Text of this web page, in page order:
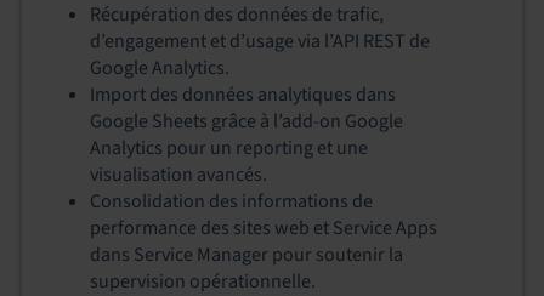
Récupération des données de trafic,
d’engagement et d’usage via l’API REST de
Google Analytics.
Import des données analytiques dans
Google Sheets grâce à l’add‑on Google
Analytics pour un reporting et une
visualisation avancés.
Consolidation des informations de
performance des sites web et Service Apps
dans Service Manager pour soutenir la
supervision opérationnelle.